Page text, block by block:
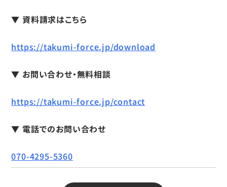
▼ 資料請求はこちら
https://takumi-force.jp/download
▼ お問い合わせ・無料相談
https://takumi-force.jp/contact
▼ 電話でのお問い合わせ
070-4295-5360